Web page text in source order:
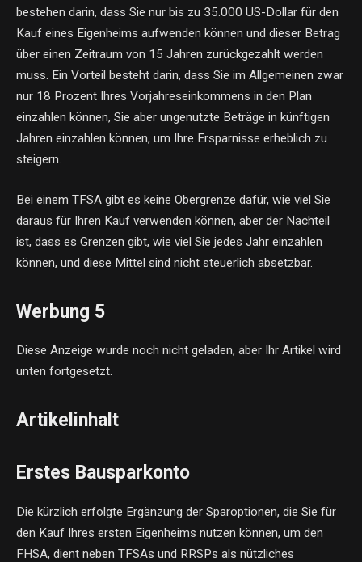
bestehen darin, dass Sie nur bis zu 35.000 US-Dollar für den
Kauf eines Eigenheims aufwenden können und dieser Betrag
über einen Zeitraum von 15 Jahren zurückgezahlt werden
muss. Ein Vorteil besteht darin, dass Sie im Allgemeinen zwar
nur 18 Prozent Ihres Vorjahreseinkommens in den Plan
einzahlen können, Sie aber ungenutzte Beträge in künftigen
Jahren einzahlen können, um Ihre Ersparnisse erheblich zu
steigern.
Bei einem TFSA gibt es keine Obergrenze dafür, wie viel Sie
daraus für Ihren Kauf verwenden können, aber der Nachteil
ist, dass es Grenzen gibt, wie viel Sie jedes Jahr einzahlen
können, und diese Mittel sind nicht steuerlich absetzbar.
Werbung 5
Diese Anzeige wurde noch nicht geladen, aber Ihr Artikel wird
unten fortgesetzt.
Artikelinhalt
Erstes Bausparkonto
Die kürzlich erfolgte Ergänzung der Sparoptionen, die Sie für
den Kauf Ihres ersten Eigenheims nutzen können, um den
FHSA, dient neben TFSAs und RRSPs als nützliches